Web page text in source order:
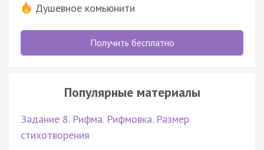
Душевное комьюнити
Получить бесплатно
Популярные материалы
Задание 8. Рифма. Рифмовка. Размер
стихотворения